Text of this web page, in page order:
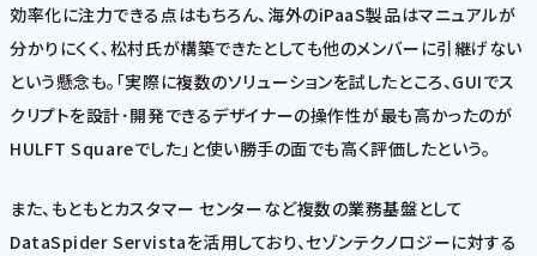
効率化に注力できる点はもちろん、海外のiPaaS製品はマニュアルが
分かりにくく、松村氏が構築できたとしても他のメンバーに引継げない
という懸念も。「実際に複数のソリューションを試したところ、GUIでス
クリプトを設計･開発できるデザイナーの操作性が最も高かったのが
HULFT Squareでした」と使い勝手の面でも高く評価したという。
また、もともとカスタマー センターなど複数の業務基盤として
DataSpider Servistaを活用しており、セゾンテクノロジーに対する